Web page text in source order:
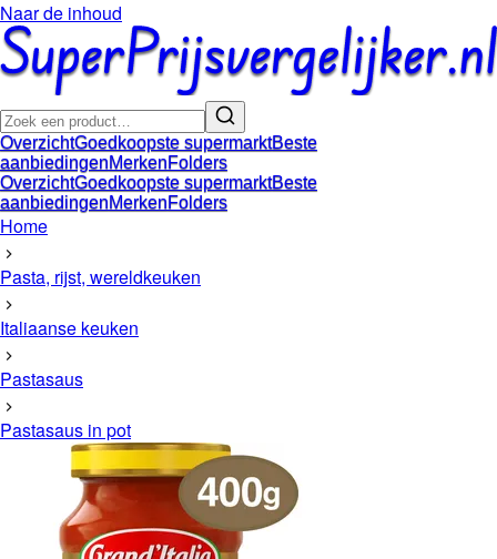
Naar de inhoud
OverzichtGoedkoopste supermarktBeste
aanbiedingenMerkenFolders
OverzichtGoedkoopste supermarktBeste
aanbiedingenMerkenFolders
Home
Pasta, rijst, wereldkeuken
Italiaanse keuken
Pastasaus
Pastasaus in pot